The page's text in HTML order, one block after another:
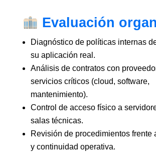
Evaluación
Diagnóstico de políticas internas
su aplicación real.
Análisis de contratos con
servicios críticos (cloud, software,
mantenimiento).
Control de acceso físico a
salas técnicas.
Revisión de procedimientos frente
y continuidad operativa.